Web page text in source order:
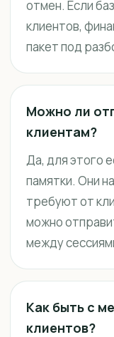
отмен. Если
клиентов,
пакет под
Можно ли
клиентам?
Да, для этого
памятки. Они
требуют от
можно
между
Как быть с
клиентов?